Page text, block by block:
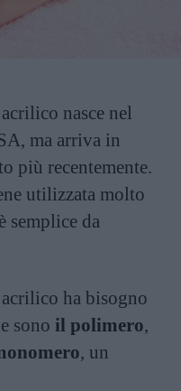
nasce nel
ma arriva in
più recentemente.
utilizzata molto
semplice da
ha bisogno
sono il polimero,
, un